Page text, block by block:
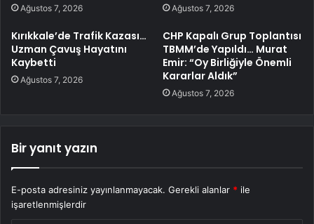
Ağustos 7, 2026 Ağustos 7, 2026
Kırıkkale’de Trafik Kazası…
Uzman Çavuş Hayatını
Kaybetti
Ağustos 7, 2026
CHP Kapalı Grup Toplantısı
TBMM’de Yapıldı… Murat
Emir: “Oy Birliğiyle Önemli
Kararlar Aldık”
Ağustos 7, 2026
Bir yanıt yazın
E-posta adresiniz yayınlanmayacak. Gerekli alanlar * ile
işaretlenmişlerdir